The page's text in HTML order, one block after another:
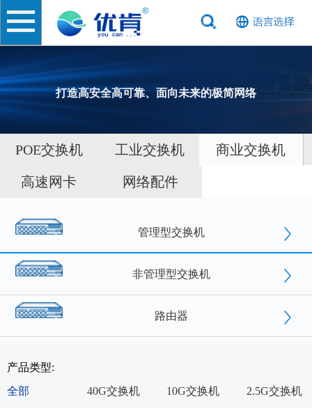
打造高安全高可靠、面向未来的极简网络
POE交换机 工业交换机 商业交换机
高速网卡 网络配件
管理型交换机
非管理型交换机
路由器
产品类型:
全部
40G交换机 10G交换机
2.5G交换机